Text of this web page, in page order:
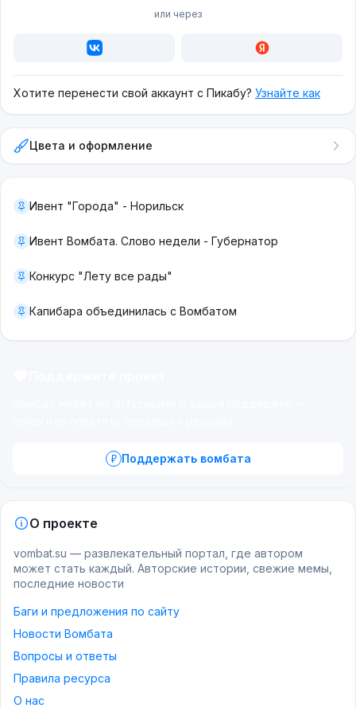
или через
Хотите перенести свой аккаунт с Пикабу? Узнайте как
Цвета и оформление
Ивент "Города" - Норильск
Ивент Вомбата. Слово недели - Губернатор
Конкурс "Лету все рады"
Капибара объединилась с Вомбатом
Поддержать вомбата
О проекте
vombat.su — развлекательный портал, где автором
может стать каждый. Авторские истории, свежие мемы,
последние новости
Баги и предложения по сайту
Новости Вомбата
Вопросы и ответы
Правила ресурса
О нас